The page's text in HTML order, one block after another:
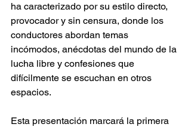
ha caracterizado por su estilo directo,
provocador y sin censura, donde los
conductores abordan temas
incómodos, anécdotas del mundo de la
lucha libre y confesiones que
difícilmente se escuchan en otros
espacios.
Esta presentación marcará la primera